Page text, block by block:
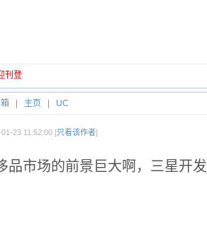
刊登
主页 UC
23 11:52:00 [只看该作者]
品市场的前景巨大啊，三星开